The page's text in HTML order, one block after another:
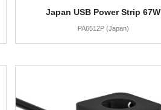
Japan USB Power Strip 67W
PA6512P (Japan)